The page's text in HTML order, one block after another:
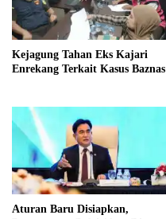
Kejagung Tahan Eks Kajari
Enrekang Terkait Kasus Baznas
Aturan Baru Disiapkan,